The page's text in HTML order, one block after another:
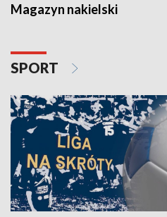
Magazyn nakielski
SPORT